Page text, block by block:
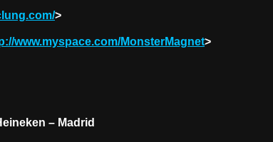
>
www.myspace.com/MonsterMagnet>
– Madrid